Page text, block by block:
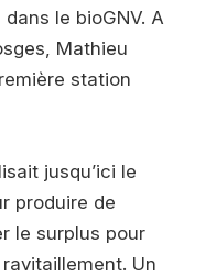
le bioGNV. A
Mathieu
station
jusqu’ici le
produire de
le surplus pour
Un